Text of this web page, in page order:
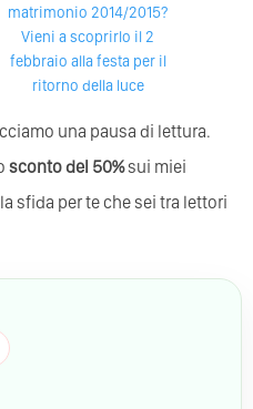
matrimonio 2014/2015?
Vieni a scoprirlo il 2
febbraio alla festa per il
ritorno della luce
una pausa di lettura.
sconto del 50%sui miei
sfida per te che sei tra lettori